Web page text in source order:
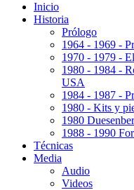
Inicio
Historia
Prólogo
1964 - 1969 -
1970 - 1979 -
1980 - 1984 -
USA
1984 - 1987 -
1980 - Kits y
1980
1988 - 1990
Técnicas
Media
Audio
Videos